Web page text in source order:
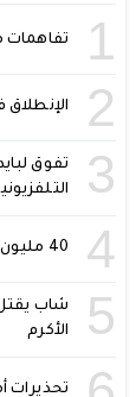
1 تفاهمات
2
3
تفوق
4 40 مليون إصابة بفيروس كورونا على مستوى العالم
5
شاب
الأكرم
تحذيرات